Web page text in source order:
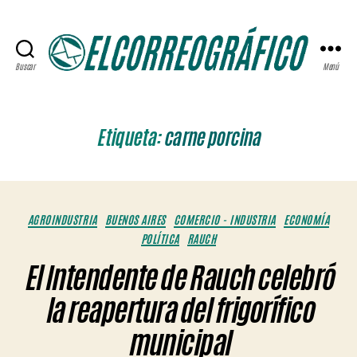
Buscar Menú
Etiqueta:carne porcina
Categorías
AGROINDUSTRIA BUENOS AIRES COMERCIO - INDUSTRIA
ECONOMÍA
POLÍTICA
RAUCH
El Intendente de Rauch celebró
la reapertura del frigorífico
municipal